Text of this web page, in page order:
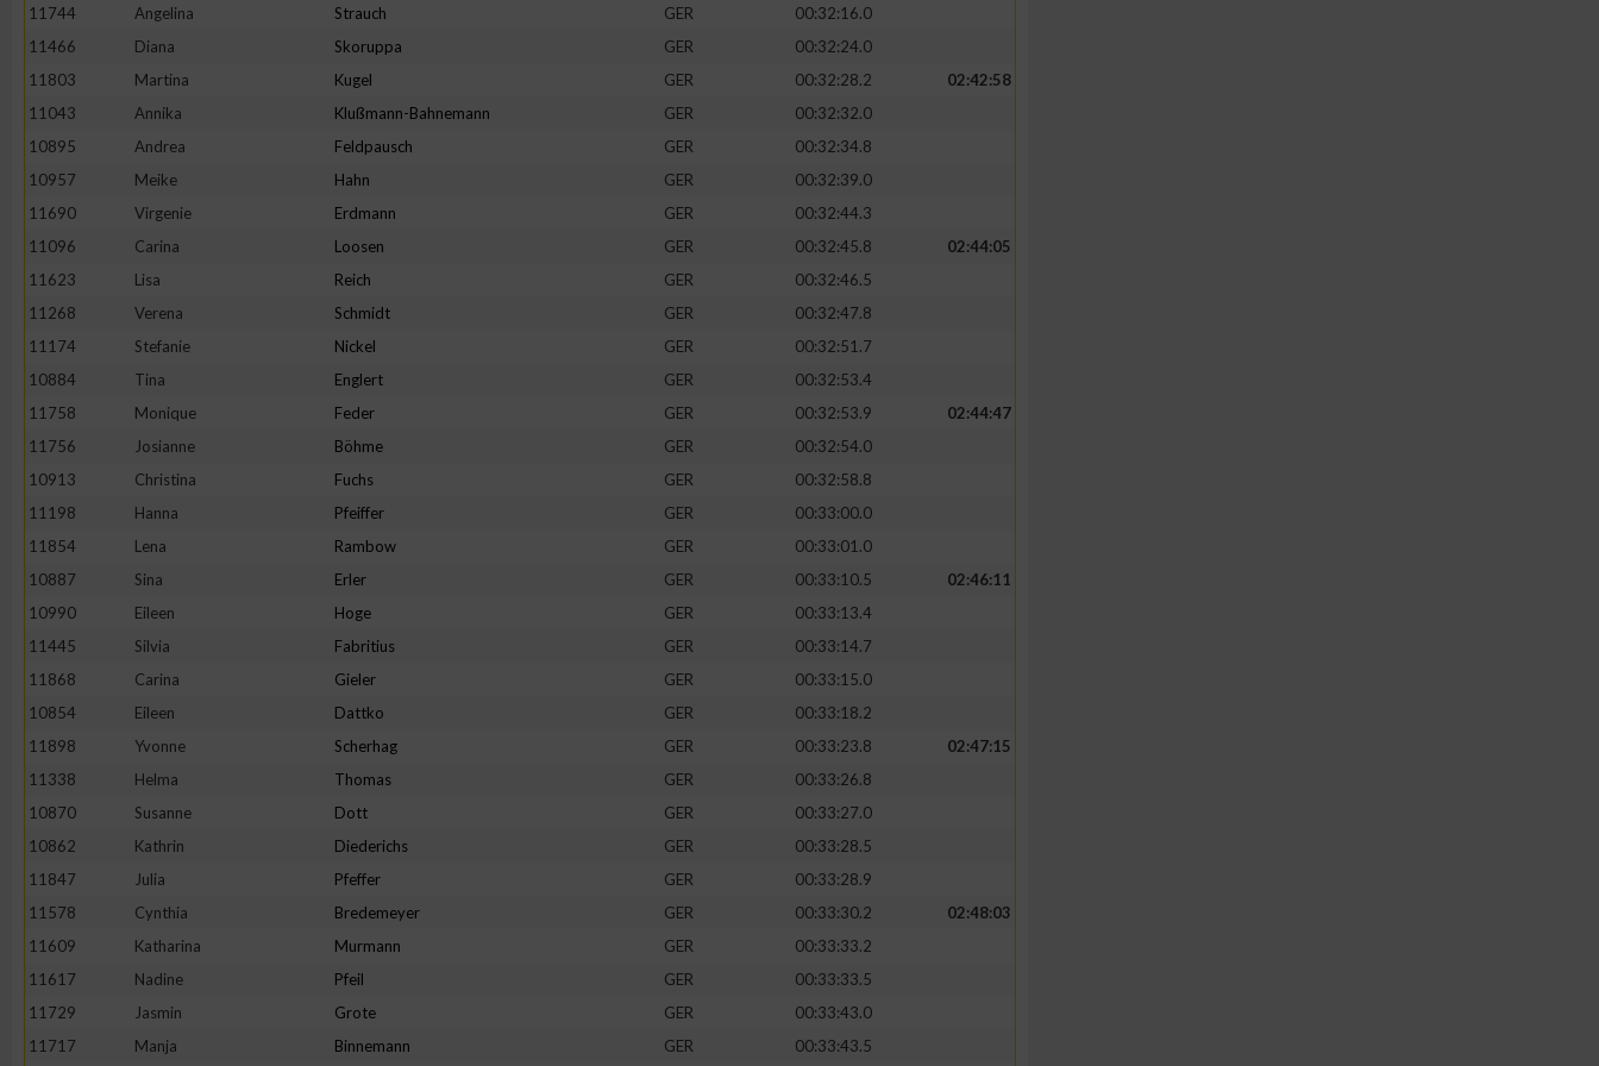
11744
Angelina Strauch GER
00:32:16.0
11466
Diana Skoruppa GER
00:32:24.0
11803
Martina Kugel GER 00:32:28.2
02:42:58
11043
Annika Klußmann-Bahnemann GER
00:32:32.0
10895
Andrea Feldpausch GER
00:32:34.8
10957
Meike Hahn GER
00:32:39.0
11690
Virgenie Erdmann GER
00:32:44.3
11096
Carina Loosen GER 00:32:45.8
02:44:05
11623
Lisa Reich GER
00:32:46.5
11268
Verena Schmidt GER
00:32:47.8
11174
Stefanie Nickel GER
00:32:51.7
10884
Tina Englert GER
00:32:53.4
11758
Monique Feder GER 00:32:53.9
02:44:47
11756
Josianne Böhme GER
00:32:54.0
10913
Christina Fuchs GER
00:32:58.8
11198
Hanna Pfeiffer GER
00:33:00.0
11854
Lena Rambow GER
00:33:01.0
10887
Sina Erler GER 00:33:10.5
02:46:11
10990
Eileen Hoge GER
00:33:13.4
11445
Silvia Fabritius GER
00:33:14.7
11868
Carina Gieler GER
00:33:15.0
10854
Eileen Dattko GER
00:33:18.2
11898
Yvonne Scherhag GER 00:33:23.8
02:47:15
11338
Helma Thomas GER
00:33:26.8
10870
Susanne Dott GER
00:33:27.0
10862
Kathrin Diederichs GER
00:33:28.5
11847
Julia Pfeffer GER
00:33:28.9
11578
Cynthia Bredemeyer GER 00:33:30.2
02:48:03
11609
Katharina Murmann GER
00:33:33.2
11617
Nadine Pfeil GER
00:33:33.5
11729
Jasmin Grote GER
00:33:43.0
11717
Manja Binnemann GER 00:33:43.5
Erstellung von Profilen zur Personalisierung von Inhalten
Verwendung von Profilen zur Auswahl personalisierter Inhalte
verschiedenen Quellen
Entwicklung und Verbesserung der Angebote
Verwendung reduzierter Daten zur Auswahl von Inhalten
IAB-Besonderheiten:
Verwendung genauer Standortdaten
Nicht-IAB-Verarbeitungszwecke:
Performance
Funktional
Werbung